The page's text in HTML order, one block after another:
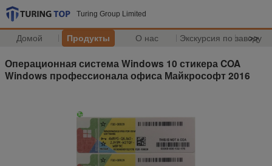
Turing Group Limited
Домой Продукты О нас Экскурсия по заводу
>>
Операционная система Windows 10 стикера COA
Windows профессионала офиса Майкрософт 2016